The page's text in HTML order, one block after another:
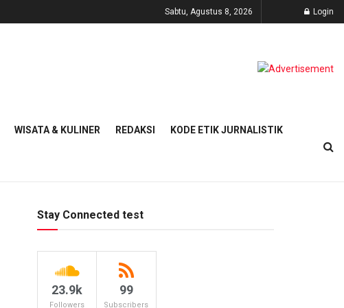
Sabtu, Agustus 8, 2026 Login
WISATA & KULINER REDAKSI KODE ETIK JURNALISTIK
Stay Connected test
23.9k
Followers
99
Subscribers